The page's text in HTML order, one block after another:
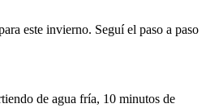
este invierno. Seguí el paso a paso
de agua fría, 10 minutos de